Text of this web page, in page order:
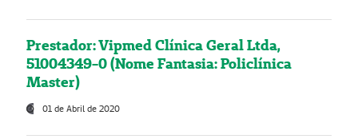
Prestador: Vipmed Clínica Geral Ltda,
51004349-0 (Nome Fantasia: Policlínica
Master)
01 de Abril de 2020